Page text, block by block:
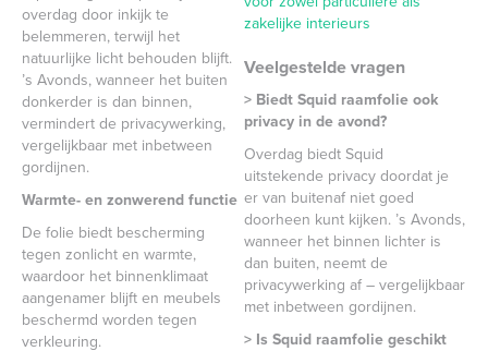
overdag door inkijk te
belemmeren, terwijl het
natuurlijke licht behouden blijft.
’s Avonds, wanneer het buiten
donkerder is dan binnen,
vermindert de privacywerking,
vergelijkbaar met inbetween
gordijnen.
Warmte- en zonwerend functie
De folie biedt bescherming
tegen zonlicht en warmte,
waardoor het binnenklimaat
aangenamer blijft en meubels
beschermd worden tegen
verkleuring.
zakelijke interieurs
Veelgestelde vragen
> Biedt Squid raamfolie ook
privacy in de avond?
Overdag biedt Squid
uitstekende privacy doordat je
er van buitenaf niet goed
doorheen kunt kijken. ’s Avonds,
wanneer het binnen lichter is
dan buiten, neemt de
privacywerking af – vergelijkbaar
met inbetween gordijnen.
> Is Squid raamfolie geschikt